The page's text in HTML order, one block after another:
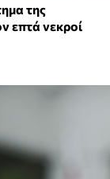
της
επτά νεκροί